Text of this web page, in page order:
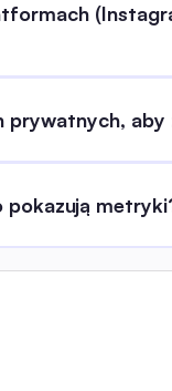
aby
pokazują